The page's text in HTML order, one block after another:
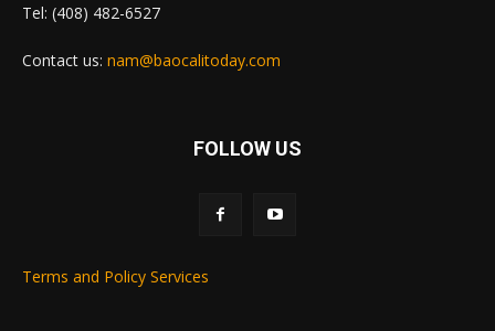
Tel: (408) 482-6527
Contact us: nam@baocalitoday.com
FOLLOW US
Terms and Policy Services